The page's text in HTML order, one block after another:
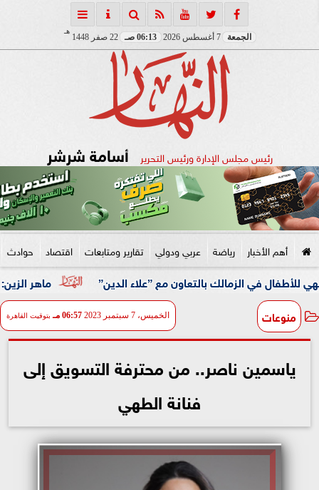
الجمعة 7 أغسطس 2026 06:13 صـ 22 صفر 1448
هـ
رئيس مجلس الإدارة ورئيس التحرير أسامة شرشر
أهم الأخبار رياضة عربي ودولي تقارير ومتابعات اقتصاد حوادث
ماهر الزين: 25 حافلة تُعيد 1250 سودانيًا ضمن الفوج الـ41.. والالتزام بوثائق السفر عزز انسيابية العودة الطوعية الزمالك بالتعاون مع ”علاء الدين”
منوعات الخميس، 7 سبتمبر 2023 06:57 مـ بتوقيت القاهرة
ياسمين ناصر.. من محترفة التسويق إلى
فنانة الطهي